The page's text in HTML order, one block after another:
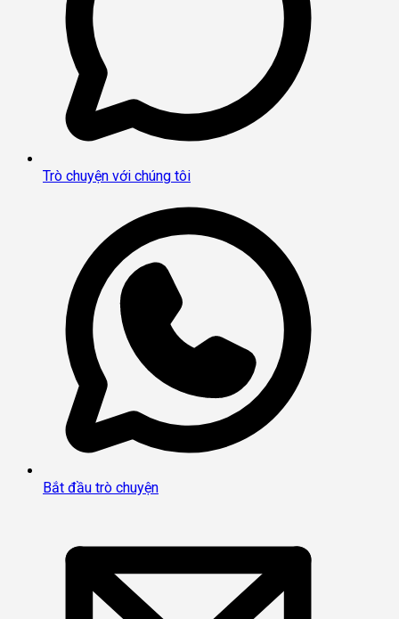
Trò chuyện với chúng tôi
Bắt đầu trò chuyện